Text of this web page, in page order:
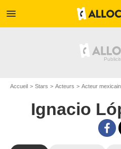
menu
Accueil Stars Acteurs Acteur mexicain
Ignacio